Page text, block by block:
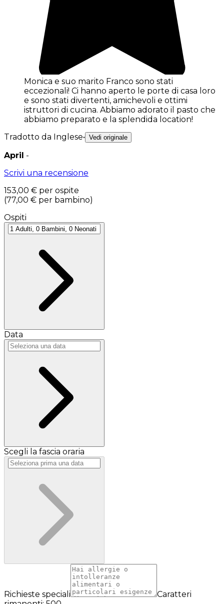
Monica e suo marito Franco sono stati
eccezionali! Ci hanno aperto le porte di casa loro
e sono stati divertenti, amichevoli e ottimi
istruttori di cucina. Abbiamo adorato il pasto che
abbiamo preparato e la splendida location!
Tradotto da Inglese• Vedi originale
April -
Scrivi una recensione
153,00 € per ospite
(77,00 € per bambino)
Ospiti
Data
Scegli la fascia oraria
Richieste speciali
Caratteri